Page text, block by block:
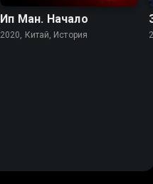
Ип Ман. Начало
2020, Китай, История